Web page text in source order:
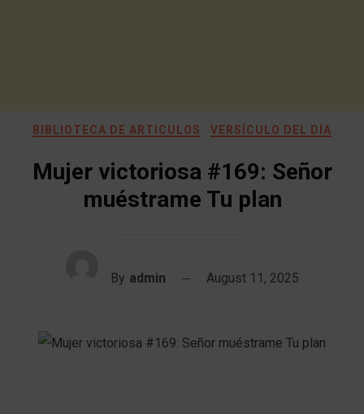
BIBLIOTECA DE ARTICULOS VERSÍCULO DEL DÍA
Mujer victoriosa #169: Señor
muéstrame Tu plan
By admin August 11, 2025